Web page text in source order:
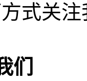
式关注
们